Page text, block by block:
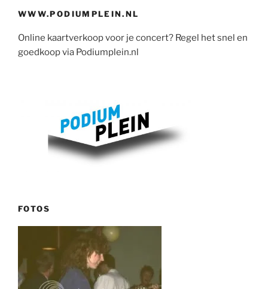
WWW.PODIUMPLEIN.NL
Online kaartverkoop voor je concert? Regel het snel en
goedkoop via Podiumplein.nl
FOTOS